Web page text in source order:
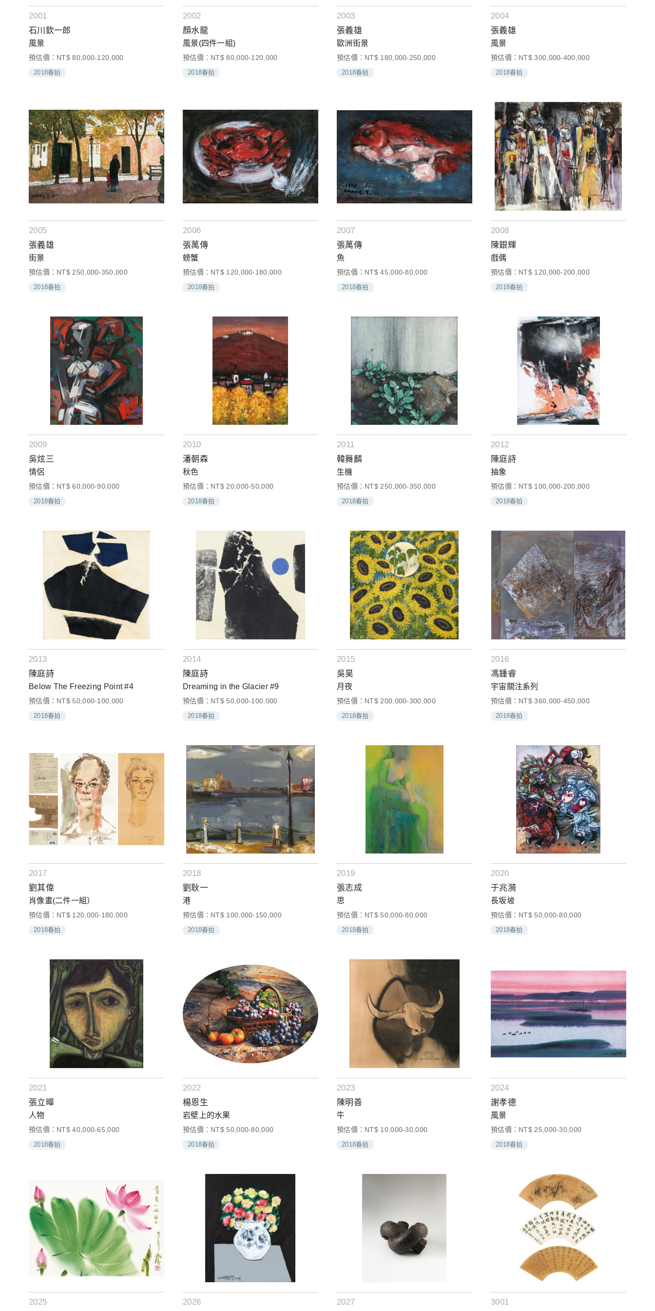
2001
石川欽一郎
風景
預估價：NT$ 80,000-120,000
2018春拍
2002
顏水龍
風景(四件一組)
預估價：NT$ 80,000-120,000
2018春拍
2003
張義雄
歐洲街景
預估價：NT$ 180,000-250,000
2018春拍
2004
張義雄
風景
預估價：NT$ 300,000-400,000
2018春拍
2005
張義雄
街景
預估價：NT$ 250,000-350,000
2018春拍
2006
張萬傳
螃蟹
預估價：NT$ 120,000-180,000
2018春拍
2007
張萬傳
魚
預估價：NT$ 45,000-80,000
2018春拍
2008
陳銀輝
戲偶
預估價：NT$ 120,000-200,000
2018春拍
2009
吳炫三
情侶
預估價：NT$ 60,000-90,000
2018春拍
2010
潘朝森
秋色
預估價：NT$ 20,000-50,000
2018春拍
2011
韓舞麟
生機
預估價：NT$ 250,000-350,000
2018春拍
2012
陳庭詩
抽象
預估價：NT$ 100,000-200,000
2018春拍
2013
陳庭詩
Below The Freezing Point #4
預估價：NT$ 50,000-100,000
2018春拍
2014
陳庭詩
Dreaming in the Glacier #9
預估價：NT$ 50,000-100,000
2018春拍
2015
吳昊
月夜
預估價：NT$ 200,000-300,000
2018春拍
2016
馮鍾睿
宇宙關注系列
預估價：NT$ 360,000-450,000
2018春拍
2017
劉其偉
肖像畫(二件一組）
預估價：NT$ 120,000-180,000
2018春拍
2018
劉耿一
港
預估價：NT$ 100,000-150,000
2018春拍
2019
張志成
思
預估價：NT$ 50,000-80,000
2018春拍
2020
于兆漪
長坂坡
預估價：NT$ 50,000-80,000
2018春拍
2021
張立曄
人物
預估價：NT$ 40,000-65,000
2018春拍
2022
楊恩生
岩壁上的水果
預估價：NT$ 50,000-80,000
2018春拍
2023
陳明善
牛
預估價：NT$ 10,000-30,000
2018春拍
2024
謝孝德
風景
預估價：NT$ 25,000-30,000
2018春拍
2025 2026 2027 3001